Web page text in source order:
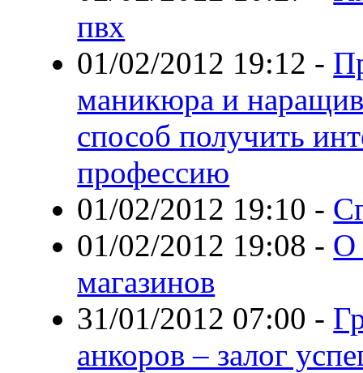
пвх
01/02/2012 19:12 -
маникюра и
способ получить
профессию
01/02/2012 19:10 -
01/02/2012 19:08 - О
магазинов
31/01/2012 07:00 -
анкоров – залог